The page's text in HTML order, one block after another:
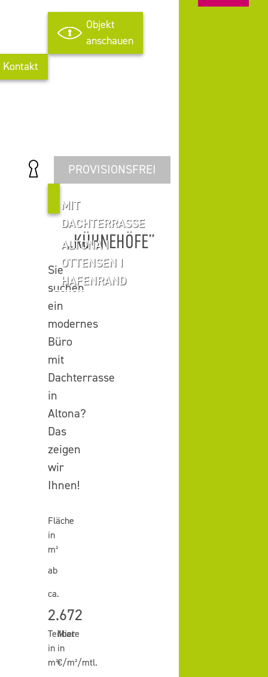
Objekt
anschauen
Kontakt
PROVISIONSFREI
MIT
DACHTERRASSE
ALTONA I
OTTENSEN I
HAFENRAND
„KÜHNEHÖFE”
Sie
suchen
ein
modernes
Büro
mit
Dachterrasse
in
Altona?
Das
zeigen
wir
Ihnen!
Fläche
in
m²
ab
ca.
2.672
Teilbar
in
m²
Miete
in
€/m²/mtl.